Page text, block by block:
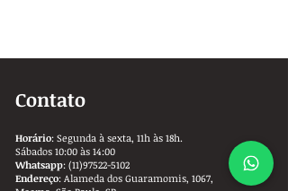
Contato
Horário: Segunda à sexta, 11h às 18h.
Sábados 10:00 às 14:00
Whatsapp: (11)97522-5102
Endereço: Alameda dos Guaramomis, 1067,